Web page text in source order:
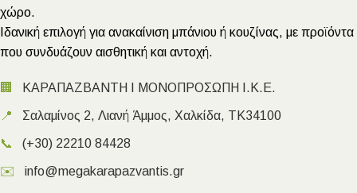
χώρο.
Ιδανική επιλογή για ανακαίνιση μπάνιου ή κουζίνας, με προϊόντα
που συνδυάζουν αισθητική και αντοχή.
🏢 ΚΑΡΑΠΑΖΒΑΝΤΗ Ι ΜΟΝΟΠΡΟΣΩΠΗ Ι.Κ.Ε.
📍 Σαλαμίνος 2, Λιανή Άμμος, Χαλκίδα, ΤΚ34100
📞 (+30) 22210 84428
✉️ info@megakarapazvantis.gr